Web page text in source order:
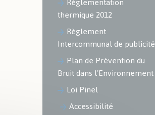
thermique 2012
Règlement
Intercommunal de publicité
Plan de Prévention du
Bruit dans l'Environnement
Loi Pinel
Accessibilité